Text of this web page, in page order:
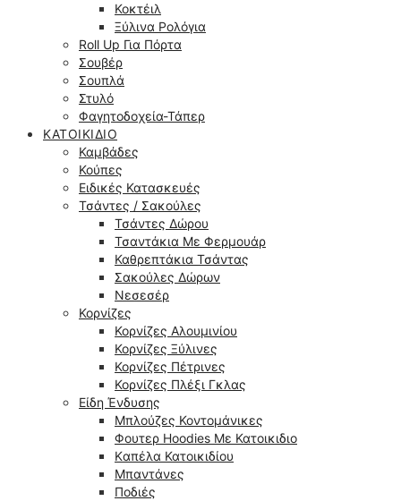
Κοκτέιλ
Ξύλινα Ρολόγια
Roll Up Για Πόρτα
Σουβέρ
Σουπλά
Στυλό
Φαγητοδοχεία-Τάπερ
ΚΑΤΟΙΚΊΔΙΟ
Καμβάδες
Κούπες
Ειδικές Κατασκευές
Τσάντες / Σακούλες
Τσάντες Δώρου
Τσαντάκια Με Φερμουάρ
Καθρεπτάκια Τσάντας
Σακούλες Δώρων
Νεσεσέρ
Κορνίζες
Κορνίζες Αλουμινίου
Κορνίζες Ξύλινες
Κορνίζες Πέτρινες
Κορνίζες Πλέξι Γκλας
Είδη Ένδυσης
Μπλούζες Κοντομάνικες
Φουτερ Hoodies Με Κατοικιδιο
Kαπέλα Κατοικιδίου
Μπαντάνες
Ποδιές